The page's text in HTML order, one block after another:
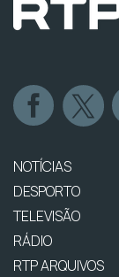
NOTÍCIAS
DESPORTO
TELEVISÃO
RÁDIO
RTP ARQUIVOS